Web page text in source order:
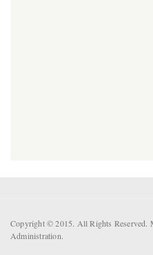
Copyright © 2015. All Rights Reserved.
Administration.